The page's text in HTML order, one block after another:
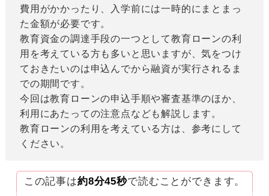
費用がかかったり、入学前には一時的にまとまっ
た金額が必要です。
教育資金の調達手段の一つとして教育ローンの利
用を考えている方も多いと思いますが、気をつけ
ておきたいのは申込んでから融資が実行されるま
での期間です。
今回は教育ローンの申込手順や審査基準のほか、
利用にあたっての注意点なども解説します。
教育ローンの利用を考えている方は、参考にして
ください。
この記事は約8分45秒で読むことができます。